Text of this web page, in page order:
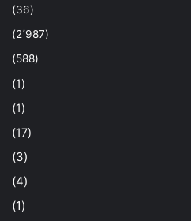
(36)
(2٬987)
(588)
(1)
(1)
(17)
(3)
(4)
(1)